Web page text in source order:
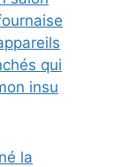
qui
insu
la